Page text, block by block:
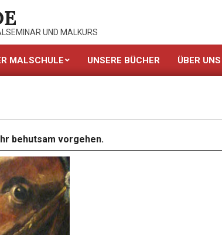
UND MALKURS
MALSCHULE UNSERE BÜCHER ÜBER UNS
behutsam vorgehen.